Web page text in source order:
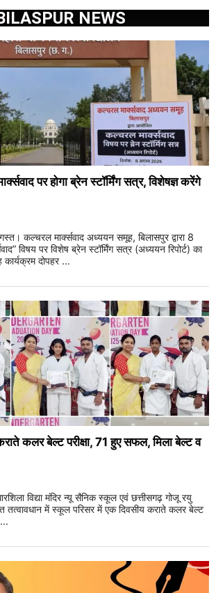
NEWS
पर होगा ब्रेन स्टॉर्मिंग सत्र, विशेषज्ञ करेंगे
कल्चरल मार्क्सवाद अध्ययन समूह, बिलासपुर द्वारा 8
विषय पर विशेष ब्रेन स्टॉर्मिंग सत्र (अध्ययन रिपोर्ट) का
दोपहर ...
कलर बेल्ट परीक्षा, 71 हुए सफल, मिला बेल्ट व
विद्या मंदिर न्यू सैनिक स्कूल एवं छत्तीसगढ़ गोजू रयु
तत्वावधान में स्कूल परिसर में एक दिवसीय कराते कलर बेल्ट